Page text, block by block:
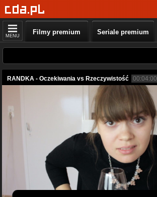
MENU Filmy premium Seriale premium
RANDKA - Oczekiwania vs Rzeczywistość 00:04:00